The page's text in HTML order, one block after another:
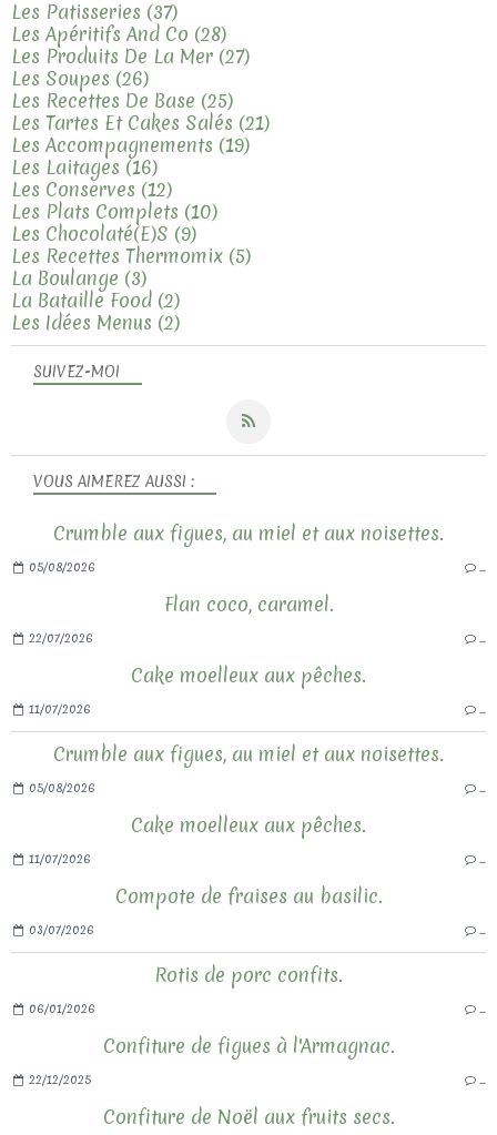
SUIVEZ-MOI
VOUS AIMEREZ AUSSI :
Crumble aux figues, au miel et aux noisettes.
05/08/2026
Flan coco, caramel.
22/07/2026
Cake moelleux aux pêches.
11/07/2026
Crumble aux figues, au miel et aux noisettes.
05/08/2026
Cake moelleux aux pêches.
11/07/2026
Compote de fraises au basilic.
03/07/2026
Rotis de porc confits.
06/01/2026
Confiture de figues à l'Armagnac.
22/12/2025
Confiture de Noël aux fruits secs.
Les Patisseries (37)
Les Apéritifs And Co (28)
Les Produits De La Mer (27)
Les Soupes (26)
Les Recettes De Base (25)
Les Tartes Et Cakes Salés (21)
Les Accompagnements (19)
Les Laitages (16)
Les Conserves (12)
Les Plats Complets (10)
Les Chocolaté(e)s (9)
Les Recettes Thermomix (5)
La Boulange (3)
La Bataille Food (2)
Les Idées Menus (2)